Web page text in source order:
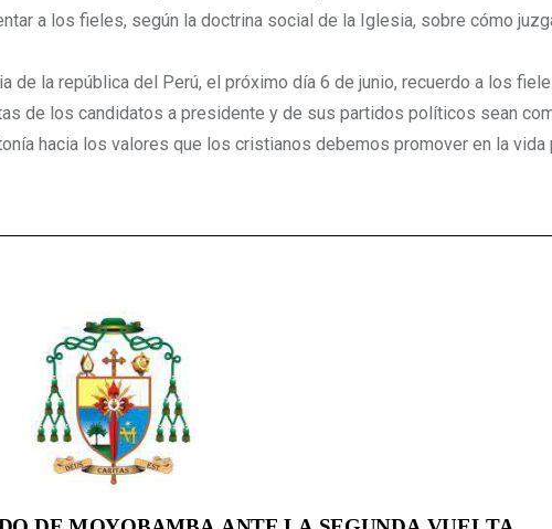
a los fieles, según la doctrina social de la Iglesia, sobre cómo
de la república del Perú, el próximo día 6 de junio, recuerdo a los
de los candidatos a presidente y de sus partidos políticos sean
hacia los valores que los cristianos debemos promover en la vida